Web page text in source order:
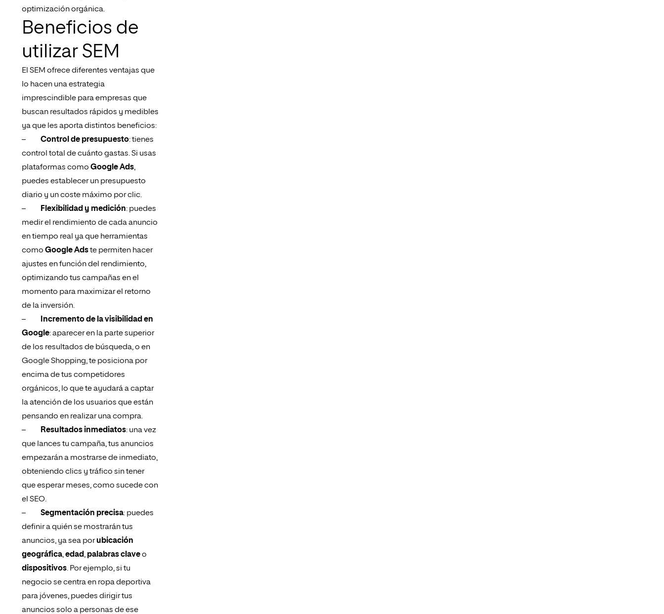
optimización orgánica.
Beneficios de
utilizar SEM
El SEM ofrece diferentes ventajas que
lo hacen una estrategia
imprescindible para empresas que
buscan resultados rápidos y medibles
ya que les aporta distintos beneficios:
– Control de presupuesto: tienes
control total de cuánto gastas. Si usas
plataformas como Google Ads,
puedes establecer un presupuesto
diario y un coste máximo por clic.
–
Flexibilidad y medición: puedes
medir el rendimiento de cada anuncio
en tiempo real ya que herramientas
como Google Adste permiten hacer
ajustes en función del rendimiento,
optimizando tus campañas en el
momento para maximizar el retorno
de la inversión.
–
Incremento de la visibilidad en
Google: aparecer en la parte superior
de los resultados de búsqueda, o en
Google Shopping, te posiciona por
encima de tus competidores
orgánicos, lo que te ayudará a captar
la atención de los usuarios que están
pensando en realizar una compra.
–
Resultados inmediatos: una vez
que lances tu campaña, tus anuncios
empezarán a mostrarse de inmediato,
obteniendo clics y tráfico sin tener
que esperar meses, como sucede con
el SEO.
– Segmentación precisa: puedes
definir a quién se mostrarán tus
anuncios, ya sea porubicación
geográfica,edad, palabras claveo
dispositivos. Por ejemplo, si tu
negocio se centra en ropa deportiva
para jóvenes, puedes dirigir tus
anuncios solo a personas de ese